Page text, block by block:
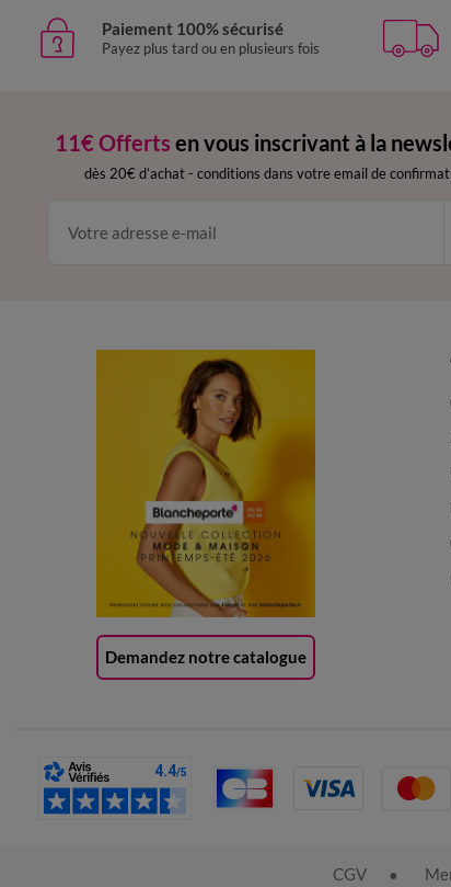
Paiement 100% sécurisé
Payez plus tard ou en plusieurs fois
11€ Offerts en vous inscrivant à la
dès 20€ d’achat - conditions dans votre email de
Demandez notre catalogue
CGV